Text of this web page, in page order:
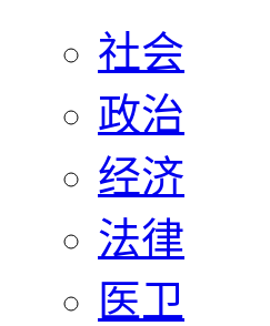
社会
政治
经济
法律
医卫